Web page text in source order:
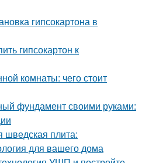
гипсокартона в
гипсокартон к
комнаты: чего стоит
фундамент своими руками:
шведская плита:
для вашего дома